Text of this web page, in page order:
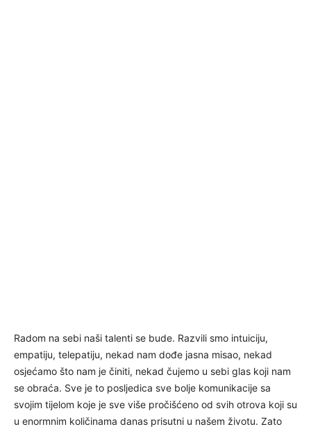
Radom na sebi naši talenti se bude. Razvili smo intuiciju,
empatiju, telepatiju, nekad nam dođe jasna misao, nekad
osjećamo što nam je činiti, nekad čujemo u sebi glas koji nam
se obraća. Sve je to posljedica sve bolje komunikacije sa
svojim tijelom koje je sve više pročišćeno od svih otrova koji su
u enormnim količinama danas prisutni u našem životu. Zato